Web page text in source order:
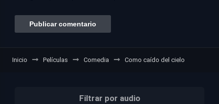
Inicio Películas Comedia Como caído del cielo
Filtrar por audio